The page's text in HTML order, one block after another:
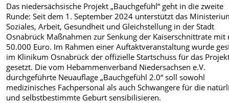
Das niedersächsische Projekt „Bauchgefühl“ geht in die zweite
Runde: Seit dem 1. September 2024 unterstützt das
Soziales, Arbeit, Gesundheit und Gleichstellung in der Stadt
Osnabrück Maßnahmen zur Senkung der Kaiserschnittrate mit
50.000 Euro. Im Rahmen einer Auftaktveranstaltung wurde
im Klinikum Osnabrück der offizielle Startschuss für das
gesetzt. Die vom Hebammenverband Niedersachsen e.V.
durchgeführte Neuauflage „Bauchgefühl 2.0“ soll sowohl
medizinisches Fachpersonal als auch Schwangere für die
und selbstbestimmte Geburt sensibilisieren.